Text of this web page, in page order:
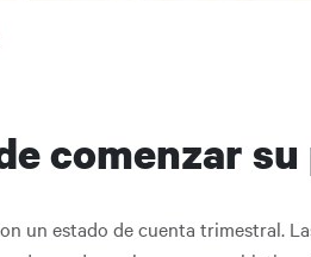
navegación
comenzar
un estado de cuenta trimestral.